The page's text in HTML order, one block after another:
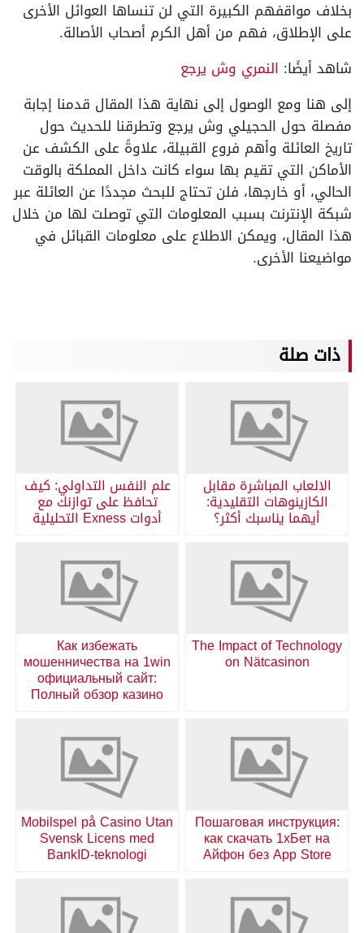
بخلاف مواقفهم الكبيرة التي لن تنساها العوائل الأخرى
على الإطلاق، فهم من أهل الكرم أصحاب الأصالة.
شاهد أيضًا: النمري وش يرجع
إلى هنا ومع الوصول إلى نهاية هذا المقال قدمنا إجابة
مفصلة حول الحجيلي وش يرجع وتطرقنا للحديث حول
تاريخ العائلة وأهم فروع القبيلة، علاوةً على الكشف عن
الأماكن التي تقيم بها سواء كانت داخل المملكة بالوقت
الحالي، أو خارجها، فلن تحتاج للبحث مجددًا عن العائلة عبر
شبكة الإنترنت بسبب المعلومات التي توصلت لها من خلال
هذا المقال، ويمكن الاطلاع على معلومات القبائل في
مواضيعنا الأخرى.
ذات صلة
الالعاب المباشرة مقابل
الكازينوهات التقليدية:
أيهما يناسبك أكثر؟
علم النفس التداولي: كيف
تحافظ على توازنك مع
أدوات Exness التحليلية
The Impact of Technology
on Nätcasinon
Как избежать
мошенничества на 1win
официальный сайт:
Полный обзор казино
Пошаговая инструкция:
как скачать 1хБет на
Айфон без App Store
Mobilspel på Casino Utan
Svensk Licens med
BankID-teknologi